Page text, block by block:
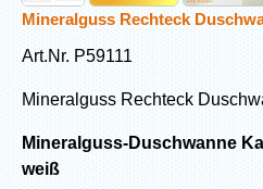
Mineralguss Rechteck
Art.Nr. P59111
Mineralguss Rechteck
Mineralguss-Duschwanne
weiß